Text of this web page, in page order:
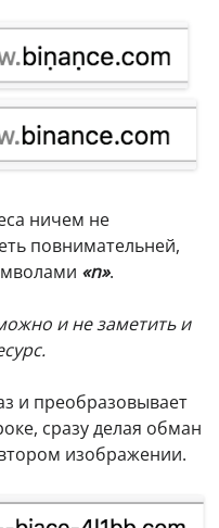
ничем не
повнимательней,
«n».
и не заметить и
и преобразовывает
сразу делая обман
изображении.